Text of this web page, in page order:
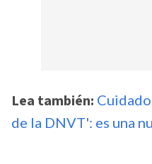
Lea también:
de la DNVT': es una